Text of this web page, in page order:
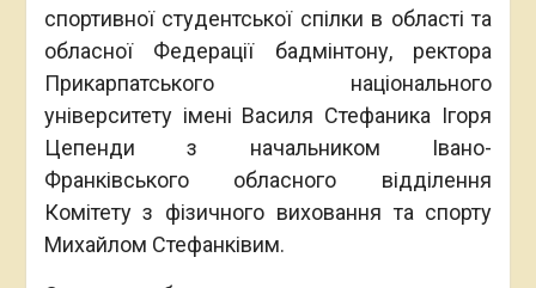
спортивної студентської спілки в області та
обласної Федерації бадмінтону, ректора
Прикарпатського національного
університету імені Василя Стефаника Ігоря
Цепенди з начальником Івано-
Франківського обласного відділення
Комітету з фізичного виховання та спорту
Михайлом Стефанківим.